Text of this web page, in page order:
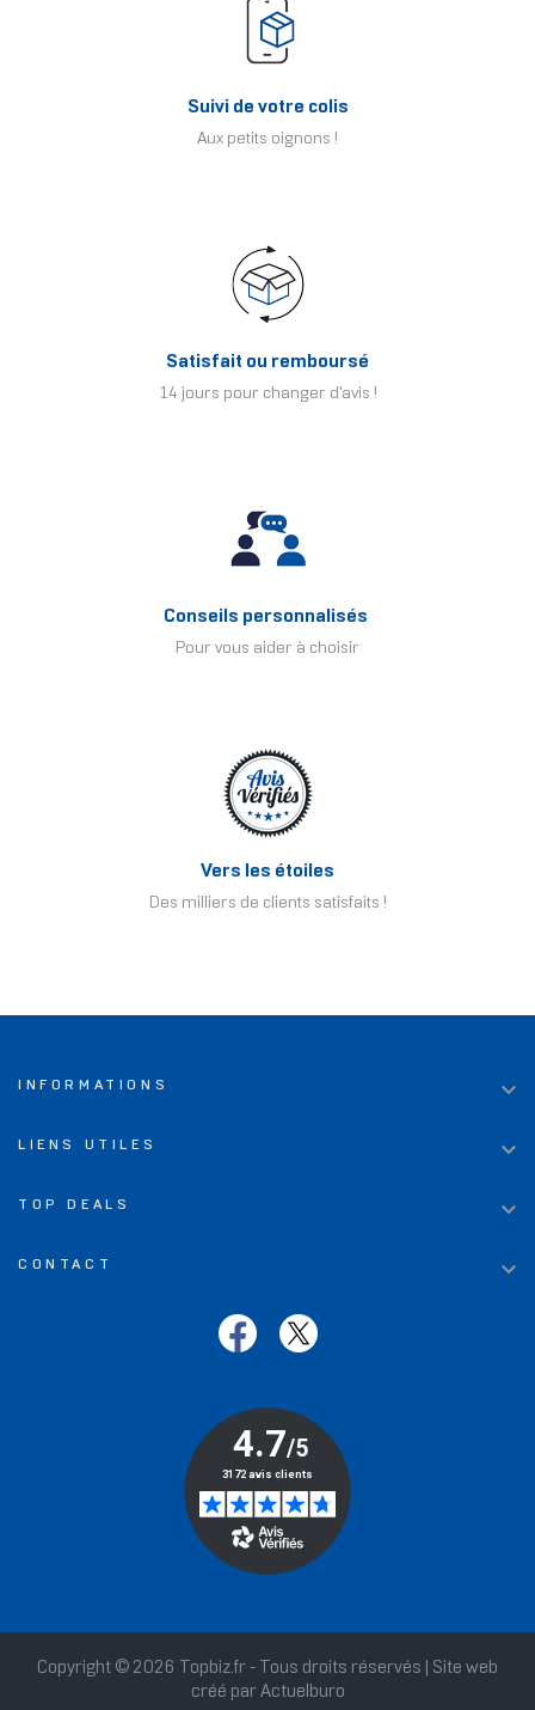
Suivi de votre colis
Aux petits oignons !
Satisfait ou remboursé
14 jours pour changer d'avis !
Conseils personnalisés
Pour vous aider à choisir
Vers les étoiles
Des milliers de clients satisfaits !
INFORMATIONS 
LIENS UTILES 
TOP DEALS 
CONTACT 
Copyright © 2026 Topbiz.fr - Tous droits réservés | Site web
créé par Actuelburo